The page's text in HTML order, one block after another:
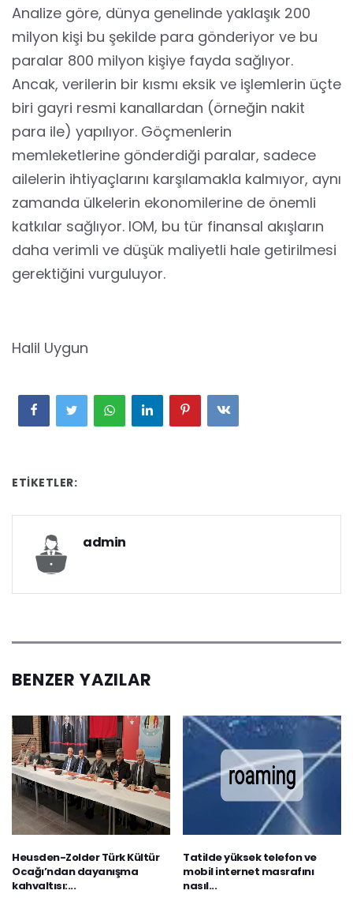
Analize göre, dünya genelinde yaklaşık 200
milyon kişi bu şekilde para gönderiyor ve bu
paralar 800 milyon kişiye fayda sağlıyor.
Ancak, verilerin bir kısmı eksik ve işlemlerin üçte
biri gayri resmi kanallardan (örneğin nakit
para ile) yapılıyor. Göçmenlerin
memleketlerine gönderdiği paralar, sadece
ailelerin ihtiyaçlarını karşılamakla kalmıyor, aynı
zamanda ülkelerin ekonomilerine de önemli
katkılar sağlıyor. IOM, bu tür finansal akışların
daha verimli ve düşük maliyetli hale getirilmesi
gerektiğini vurguluyor.
Halil Uygun
ETIKETLER:
admin
BENZER YAZILAR
Heusden-Zolder Türk Kültür
Ocağı’ndan dayanışma
kahvaltısı:...
Tatilde yüksek telefon ve
mobil internet masrafını
nasıl...